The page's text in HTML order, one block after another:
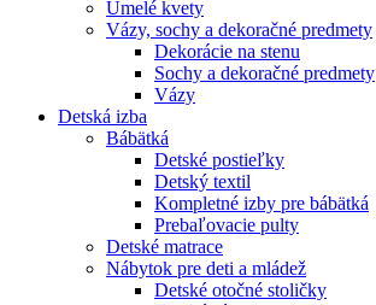
Umelé kvety
Vázy, sochy a dekoračné predmety
Dekorácie na stenu
Sochy a dekoračné predmety
Vázy
Detská izba
Bábätká
Detské postieľky
Detský textil
Kompletné izby pre bábätká
Prebaľovacie pulty
Detské matrace
Nábytok pre deti a mládež
Detské otočné stoličky